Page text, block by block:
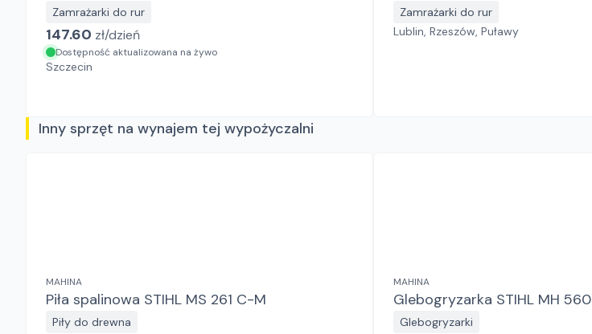
Zamrażarki do rur
147.60 zł/dzień
Dostępność aktualizowana na żywo
Szczecin
Zamrażarki do rur
Lublin, Rzeszów, Puławy
Inny sprzęt na wynajem tej wypożyczalni
MAHINA
Piła spalinowa STIHL MS 261 C-M
Piły do drewna
MAHINA
Glebogryzarka STIHL MH 560
Glebogryzarki